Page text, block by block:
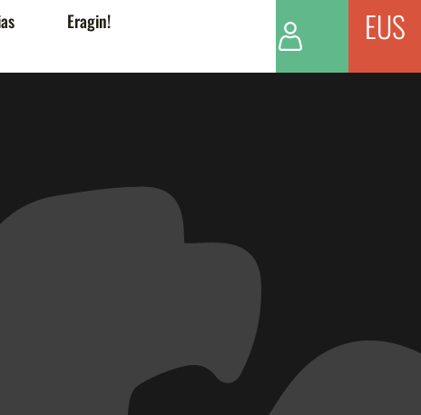
Eragin! EUS